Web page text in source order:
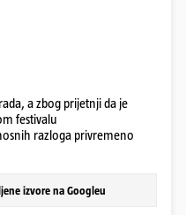
a zbog prijetnji da je
festivalu
razloga privremeno
izvore na Googleu